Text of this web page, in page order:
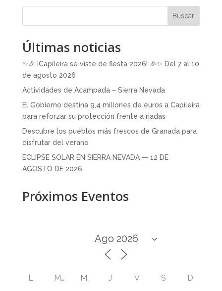
Buscar
Últimas noticias
✨🎉 ¡Capileira se viste de fiesta 2026! 🎉✨ Del 7 al 10
de agosto 2026
Actividades de Acampada – Sierra Nevada
El Gobierno destina 9,4 millones de euros a Capileira
para reforzar su protección frente a riadas
Descubre los pueblos más frescos de Granada para
disfrutar del verano
ECLIPSE SOLAR EN SIERRA NEVADA — 12 DE
AGOSTO DE 2026
Próximos Eventos
L M M J V S D